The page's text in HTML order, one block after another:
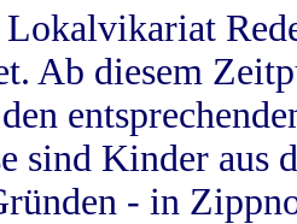
Lokalvikariat
Ab diesem
sind Kinder aus
- in